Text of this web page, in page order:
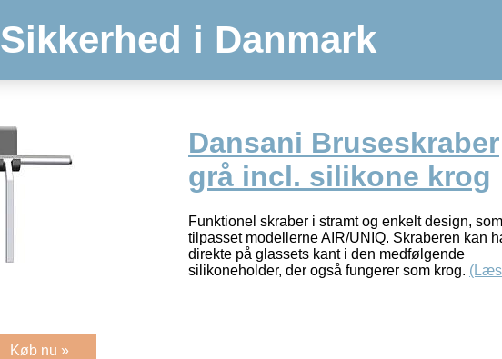
Sikkerhed i Danmark
Dansani Bruseskraber
grå incl. silikone krog
Funktionel skraber i stramt og enkelt design,
tilpasset modellerne AIR/UNIQ. Skraberen kan
direkte på glassets kant i den medfølgende
silikoneholder, der også fungerer som krog.
Køb nu »